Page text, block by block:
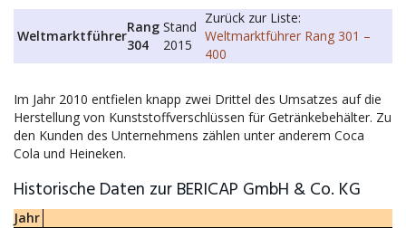
Weltmarktführer
Rang
304
Stand
2015
Zurück zur Liste:
Weltmarktführer Rang 301 –
400
Im Jahr 2010 entfielen knapp zwei Drittel des Umsatzes auf die
Herstellung von Kunststoffverschlüssen für Getränkebehälter. Zu
den Kunden des Unternehmens zählen unter anderem Coca
Cola und Heineken.
Historische Daten zur BERICAP GmbH & Co. KG
Jahr